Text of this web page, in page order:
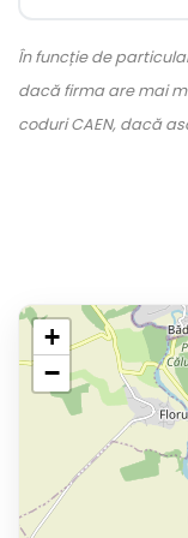
În funcție de
dacă firma are mai
coduri CAEN, dacă
+
−